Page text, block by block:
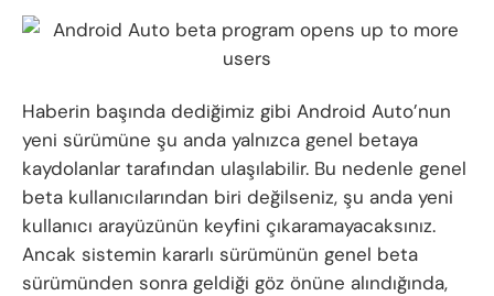
Haberin başında dediğimiz gibi Android Auto’nun
yeni sürümüne şu anda yalnızca genel betaya
kaydolanlar tarafından ulaşılabilir. Bu nedenle genel
beta kullanıcılarından biri değilseniz, şu anda yeni
kullanıcı arayüzünün keyfini çıkaramayacaksınız.
Ancak sistemin kararlı sürümünün genel beta
sürümünden sonra geldiği göz önüne alındığında,